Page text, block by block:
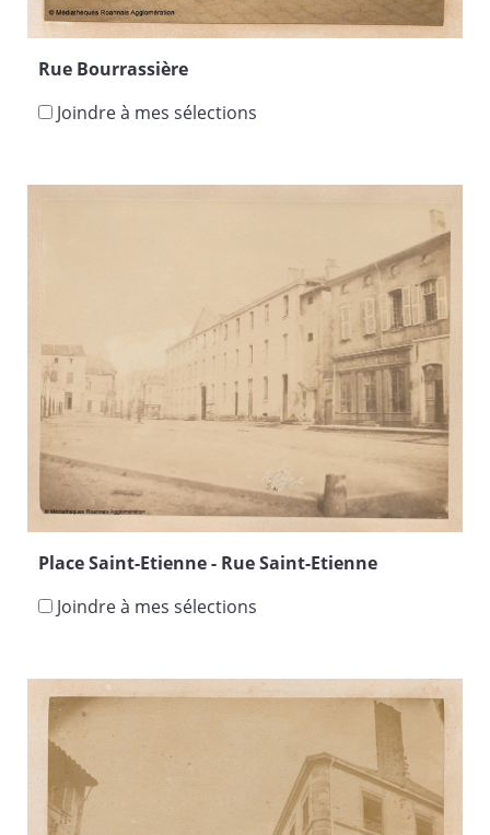
Rue Bourrassière
Joindre à mes sélections
Place Saint-Etienne - Rue Saint-Etienne
Joindre à mes sélections